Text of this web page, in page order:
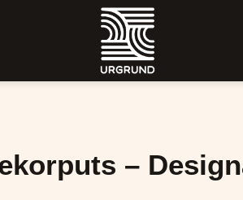
–